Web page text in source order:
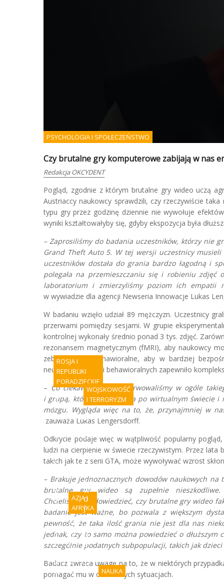
PSYCHOLOGIA I SPOŁECZEŃSTWO
Czy brutalne gry komputerowe zabijają w nas
Redakcja OKCYDENT
Pogląd, zgodnie z którym brutalne gry wideo uczą
Austriaccy naukowcy sprawdzili, czy rzeczywiście
typu gry przez godzinę dziennie nie wywołuje
wyniki kształtowałyby się, gdyby ekspozycja była
– Zaprosiliśmy do badania uczestników, którzy nie
Grand Theft Auto 5. W tej wersji uczestnicy
uczestników dostała do grania bardzo łagodną i
polegała na przemieszczaniu się i robieniu
laboratorium i zmierzyliśmy poziom ich empatii
w wywiadzie dla agencji Newseria Innowacje Lukas
W badaniu wzięło udział 89 mężczyzn. Uczestnicy
przerwami pomiędzy sesjami. W grupie
kontrolnej wykonały średnio ponad 3 tys. zdjęć.
rezonansem magnetycznym (fMRI), aby naukowcy
zebrano dane behawioralne, aby w bardziej
neuronowych, jak i behawioralnych zapewniło
– Co ciekawe, nie zaobserwowaliśmy w ogóle
i grupą, która tylko biegała po wirtualnym świecie
mózgu. Wygląda więc na to, że, przynajmniej w
zauważa Lukas Lengersdorff.
Odkrycie podaje więc w wątpliwość popularny
ludzi na cierpienie w świecie rzeczywistym. Przez
takich jak te z serii GTA, może wywoływać wzrost
– Brakuje jednoznacznych dowodów naukowych
brutalne gry wideo są zupełnie
Chcieliśmysię dowiedzieć, czy brutalne gry wideo
badanie jest ważne, bo pozwala z większym
pewność, że taka ilość grania nie jest dla nas
jednak, czy to samo można powiedzieć o
szczególnie podatnych subpopulacji, takich jak dzieci
Badacz zwraca uwagę na to, że w niektórych
pomagać mu w określonych sytuacjach.
ROSJA I
REPUBLIKI
PORADZIECKIE
A
f
r
y
k
a
ń
s
i
e
o
b
l
i
c
z
w
o
AZJA I
AFRYKA
S
u
d
n
k
WOJSKOWOŚĆ
I TERRORYZM
P
o
c
z
ą
t
k
w
o
j
n
y
b
ę
d
z
i
NAUKA